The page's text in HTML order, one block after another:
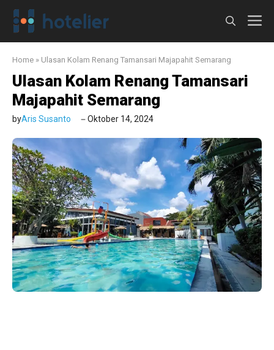
Langsung
Home » Ulasan Kolam Renang Tamansari Majapahit Semarang
Ulasan Kolam Renang Tamansari
Majapahit Semarang
byAris Susanto Oktober 14, 2024